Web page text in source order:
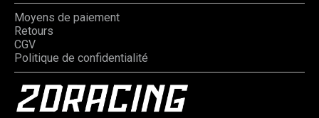
Moyens de paiement
Retours
CGV
Politique de confidentialité